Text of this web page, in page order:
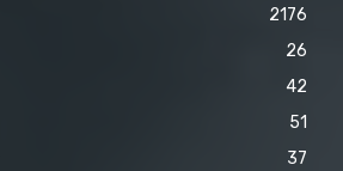
2176
26
42
51
37